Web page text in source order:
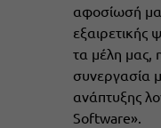
αφοσίωσή
εξαιρετικής
τα μέλη μας,
συνεργασία
ανάπτυξης
Software».